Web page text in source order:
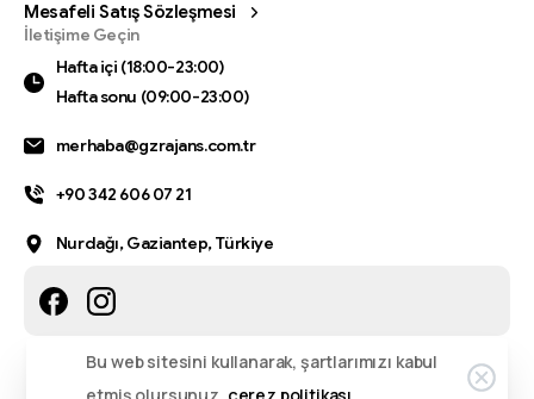
Mesafeli Satış Sözleşmesi
İletişime Geçin
Hafta içi (18:00-23:00)
Hafta sonu (09:00-23:00)
merhaba@gzrajans.com.tr
+90 342 606 07 21
Nurdağı, Gaziantep, Türkiye
Bizi arayın
Hafta içi (18:00-23:00) Hafta sonu (09:00-23:00)
0342 606 07 21
Bize bir mesaj gönderin
Mesajınızı istediğiniz zaman gönderin.
0342 606 07 21
Bu web sitesini kullanarak, şartlarımızı kabul